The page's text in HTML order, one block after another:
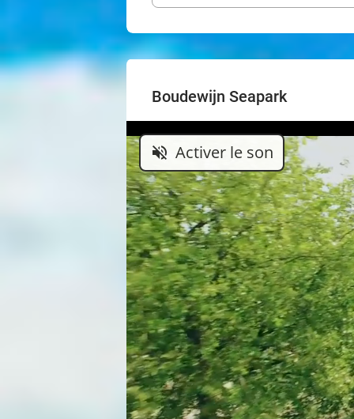
Boudewijn Seapark
volume_off Activer le son